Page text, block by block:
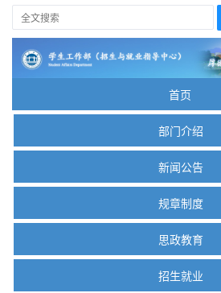
首页
部门介绍
新闻公告
规章制度
思政教育
招生就业